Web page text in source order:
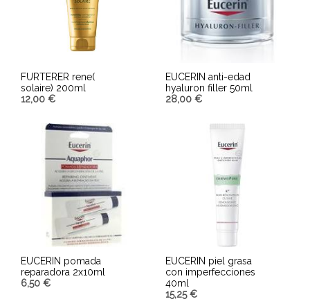
FURTERER rene(
solaire) 200ml
12,00 €
AÑADIR AL CARRITO
EUCERIN anti-edad
hyaluron filler 50ml
28,00 €
EUCERIN pomada
reparadora 2x10ml
6,50 €
EUCERIN piel grasa
con imperfecciones
40ml
15,25€